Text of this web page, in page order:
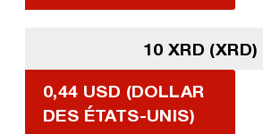
10 XRD (XRD)
0,44 USD (DOLLAR
DES ÉTATS-UNIS)